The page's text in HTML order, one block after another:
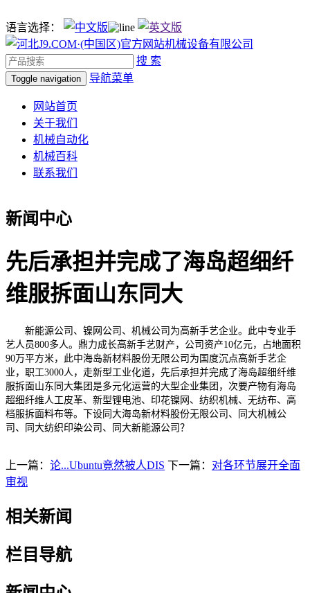
语言选择：
搜 索
Toggle navigation 导航菜单
网站首页
关于我们
机械自动化
机械百科
联系我们
新闻中心
先后承担并完成了海岛超细纤
维服拆面山东同大
新能源公司、镍网公司、机械公司为高新手艺企业。此中专业手
艺人员800多人。鼎力成长高新手艺财产，公司资产10亿元，占地面积
90万平方米，此中海岛新材料股份无限公司为国度沉点高新手艺企
业，职工3000人，走新型工业化道，先后承担并完成了海岛超细纤维
服拆面山东同大集团是多元化运营的大型企业集团，次要产物有海岛
超细纤维人工皮革、新型锂电池、印花镍网、纺织机械、无纺布、高
档服拆面料布等。下设同大海岛新材料股份无限公司、同大机械公
司、同大纺织印染公司、同大新能源公司？
上一篇： 论...Ubuntu竟然被人DIS 下一篇： 对各环节展开全面
审视
相关新闻
栏目导航